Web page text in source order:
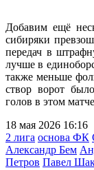
Добавим ещё
сибиряки
передач в
лучше в
также меньше
створ ворот
голов в этом
18 мая 2026 16:16
2 лига основа ФК
Александр Бем
Петров Павел